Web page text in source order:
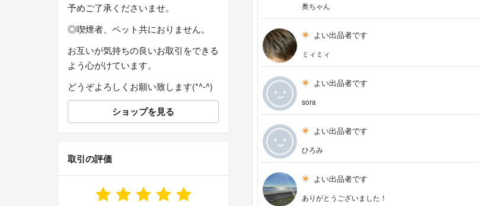
奥ちゃん
よい出品者です
ミィミィ
よい出品者です
sora
よい出品者です
ひろみ
よい出品者です
ありがとうございました！
予めご了承くださいませ。
◎喫煙者、ペット共におりません。
お互いが気持ちの良いお取引をできる
よう心がけています。
どうぞよろしくお願い致します(*^-^)
ショップを見る
取引の評価